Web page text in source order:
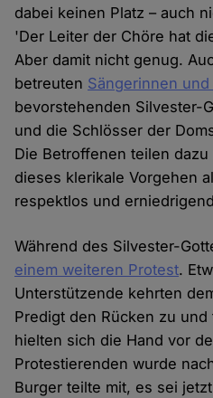
dabei keinen Platz – auch
'Der Leiter der Chöre hat
Aber damit nicht genug.
betreuten Sängerinnen
bevorstehenden Silvester-
und die Schlösser der
Die Betroffenen teilen
dieses klerikale Vorgehen
respektlos und
Während des Silvester-
einem weiteren Protest.
Unterstützende kehrten
Predigt den Rücken zu
hielten sich die Hand vor
Protestierenden wurde
Burger teilte mit, es sei